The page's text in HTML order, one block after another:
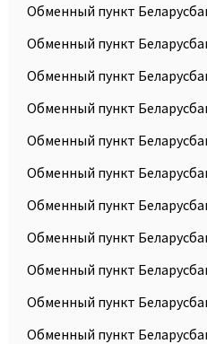
Обменный пункт
Обменный пункт
Обменный пункт
Обменный пункт
Обменный пункт
Обменный пункт
Обменный пункт
Обменный пункт
Обменный пункт
Обменный пункт
Обменный пункт